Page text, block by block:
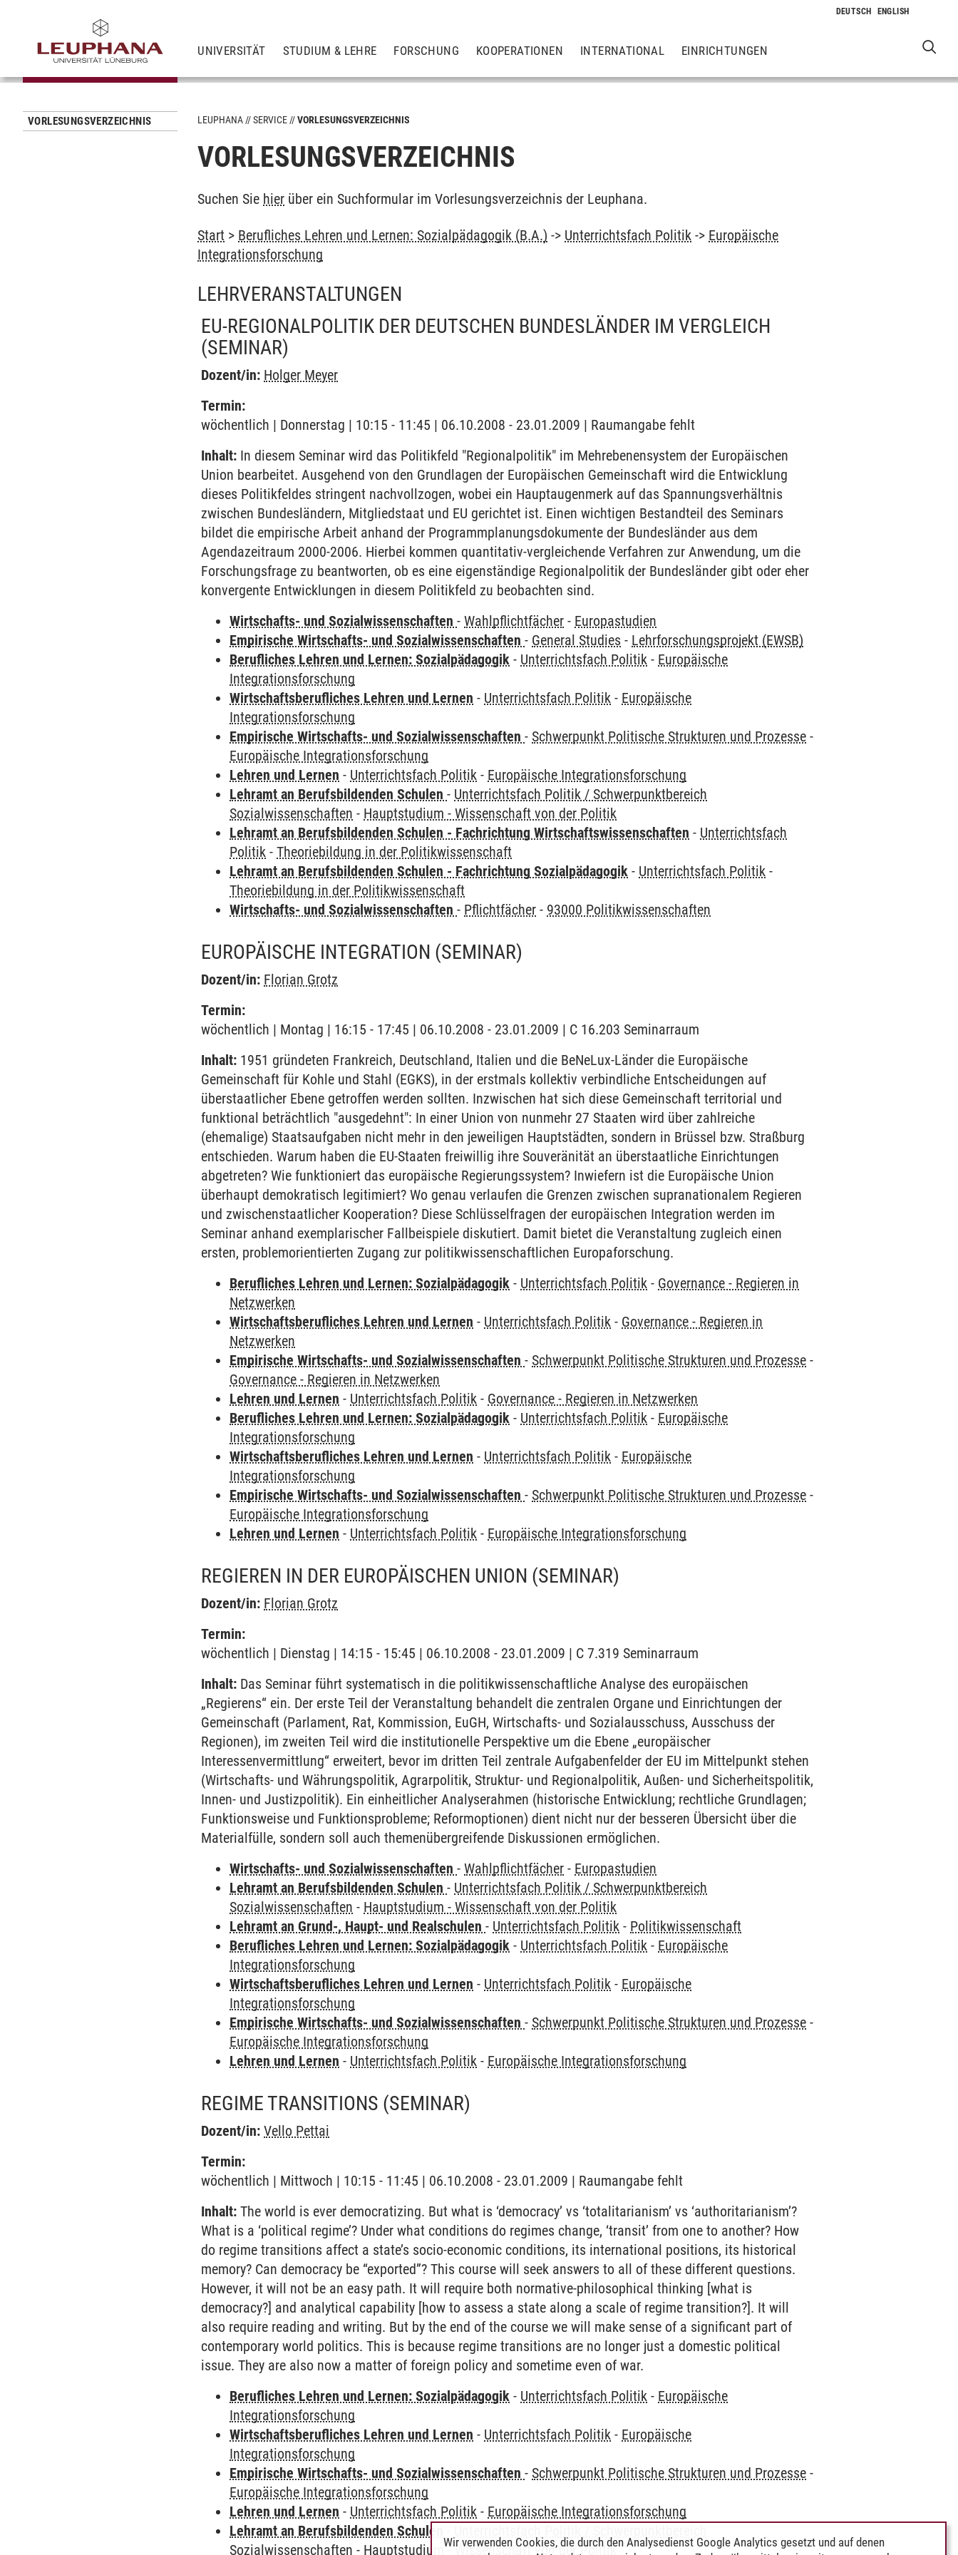
UNIVERSITÄT STUDIUM & LEHRE FORSCHUNG KOOPERATIONEN INTERNATIONAL EINRICHTUNGEN
VORLESUNGSVERZEICHNIS LEUPHANA SERVICE VORLESUNGSVERZEICHNIS
VORLESUNGSVERZEICHNIS
Suchen Sie hier über ein Suchformular im Vorlesungsverzeichnis der Leuphana.
Start > Berufliches Lehren und Lernen: Sozialpädagogik (B.A.) -> Unterrichtsfach Politik -> Europäische
Integrationsforschung
LEHRVERANSTALTUNGEN
EU-REGIONALPOLITIK DER DEUTSCHEN BUNDESLÄNDER IM VERGLEICH
(SEMINAR)
Dozent/in: Holger Meyer
Termin:
wöchentlich | Donnerstag | 10:15 - 11:45 | 06.10.2008 - 23.01.2009 | Raumangabe fehlt
Inhalt: In diesem Seminar wird das Politikfeld "Regionalpolitik" im Mehrebenensystem der Europäischen
Union bearbeitet. Ausgehend von den Grundlagen der Europäischen Gemeinschaft wird die Entwicklung
dieses Politikfeldes stringent nachvollzogen, wobei ein Hauptaugenmerk auf das Spannungsverhältnis
zwischen Bundesländern, Mitgliedstaat und EU gerichtet ist. Einen wichtigen Bestandteil des Seminars
bildet die empirische Arbeit anhand der Programmplanungsdokumente der Bundesländer aus dem
Agendazeitraum 2000-2006. Hierbei kommen quantitativ-vergleichende Verfahren zur Anwendung, um die
Forschungsfrage zu beantworten, ob es eine eigenständige Regionalpolitik der Bundesländer gibt oder eher
konvergente Entwicklungen in diesem Politikfeld zu beobachten sind.
Wirtschafts- und Sozialwissenschaften-Wahlpflichtfächer - Europastudien
Empirische Wirtschafts- und Sozialwissenschaften- General Studies - Lehrforschungsprojekt (EWSB)
Berufliches Lehren und Lernen: Sozialpädagogik - Unterrichtsfach Politik - Europäische
Integrationsforschung
Wirtschaftsberufliches Lehren und Lernen - Unterrichtsfach Politik - Europäische
Integrationsforschung
Empirische Wirtschafts- und Sozialwissenschaften- Schwerpunkt Politische Strukturen und Prozesse -
Europäische Integrationsforschung
Lehren und Lernen - Unterrichtsfach Politik - Europäische Integrationsforschung
Lehramt an Berufsbildenden Schulen- Unterrichtsfach Politik / Schwerpunktbereich
Sozialwissenschaften - Hauptstudium - Wissenschaft von der Politik
Lehramt an Berufsbildenden Schulen - Fachrichtung Wirtschaftswissenschaften - Unterrichtsfach
Politik -Theoriebildung in der Politikwissenschaft
Lehramt an Berufsbildenden Schulen - Fachrichtung Sozialpädagogik - Unterrichtsfach Politik -
Theoriebildung in der Politikwissenschaft
Wirtschafts- und Sozialwissenschaften- Pflichtfächer - 93000 Politikwissenschaften
EUROPÄISCHE INTEGRATION (SEMINAR)
Dozent/in: Florian Grotz
Termin:
wöchentlich | Montag | 16:15 - 17:45 | 06.10.2008 - 23.01.2009 | C 16.203 Seminarraum
Inhalt: 1951 gründeten Frankreich, Deutschland, Italien und die BeNeLux-Länder die Europäische
Gemeinschaft für Kohle und Stahl (EGKS), in der erstmals kollektiv verbindliche Entscheidungen auf
überstaatlicher Ebene getroffen werden sollten. Inzwischen hat sich diese Gemeinschaft territorial und
funktional beträchtlich "ausgedehnt": In einer Union von nunmehr 27 Staaten wird über zahlreiche
(ehemalige) Staatsaufgaben nicht mehr in den jeweiligen Hauptstädten, sondern in Brüssel bzw. Straßburg
entschieden. Warum haben die EU-Staaten freiwillig ihre Souveränität an überstaatliche Einrichtungen
abgetreten? Wie funktioniert das europäische Regierungssystem? Inwiefern ist die Europäische Union
überhaupt demokratisch legitimiert? Wo genau verlaufen die Grenzen zwischen supranationalem Regieren
und zwischenstaatlicher Kooperation? Diese Schlüsselfragen der europäischen Integration werden im
Seminar anhand exemplarischer Fallbeispiele diskutiert. Damit bietet die Veranstaltung zugleich einen
ersten, problemorientierten Zugang zur politikwissenschaftlichen Europaforschung.
Berufliches Lehren und Lernen: Sozialpädagogik - Unterrichtsfach Politik - Governance - Regieren in
Netzwerken
Wirtschaftsberufliches Lehren und Lernen - Unterrichtsfach Politik - Governance - Regieren in
Netzwerken
Empirische Wirtschafts- und Sozialwissenschaften- Schwerpunkt Politische Strukturen und Prozesse -
Governance - Regieren in Netzwerken
Lehren und Lernen - Unterrichtsfach Politik - Governance - Regieren in Netzwerken
Berufliches Lehren und Lernen: Sozialpädagogik - Unterrichtsfach Politik - Europäische
Integrationsforschung
Wirtschaftsberufliches Lehren und Lernen - Unterrichtsfach Politik - Europäische
Integrationsforschung
Empirische Wirtschafts- und Sozialwissenschaften- Schwerpunkt Politische Strukturen und Prozesse -
Europäische Integrationsforschung
Lehren und Lernen - Unterrichtsfach Politik - Europäische Integrationsforschung
REGIEREN IN DER EUROPÄISCHEN UNION (SEMINAR)
Dozent/in: Florian Grotz
Termin:
wöchentlich | Dienstag | 14:15 - 15:45 | 06.10.2008 - 23.01.2009 | C 7.319 Seminarraum
Inhalt: Das Seminar führt systematisch in die politikwissenschaftliche Analyse des europäischen
„Regierens“ ein. Der erste Teil der Veranstaltung behandelt die zentralen Organe und Einrichtungen der
Gemeinschaft (Parlament, Rat, Kommission, EuGH, Wirtschafts- und Sozialausschuss, Ausschuss der
Regionen), im zweiten Teil wird die institutionelle Perspektive um die Ebene „europäischer
Interessenvermittlung“ erweitert, bevor im dritten Teil zentrale Aufgabenfelder der EU im Mittelpunkt stehen
(Wirtschafts- und Währungspolitik, Agrarpolitik, Struktur- und Regionalpolitik, Außen- und Sicherheitspolitik,
Innen- und Justizpolitik). Ein einheitlicher Analyserahmen (historische Entwicklung; rechtliche Grundlagen;
Funktionsweise und Funktionsprobleme; Reformoptionen) dient nicht nur der besseren Übersicht über die
Materialfülle, sondern soll auch themenübergreifende Diskussionen ermöglichen.
Wirtschafts- und Sozialwissenschaften-Wahlpflichtfächer - Europastudien
Lehramt an Berufsbildenden Schulen- Unterrichtsfach Politik / Schwerpunktbereich
Sozialwissenschaften - Hauptstudium - Wissenschaft von der Politik
Lehramt an Grund-, Haupt- und Realschulen- Unterrichtsfach Politik - Politikwissenschaft
Berufliches Lehren und Lernen: Sozialpädagogik - Unterrichtsfach Politik - Europäische
Integrationsforschung
Wirtschaftsberufliches Lehren und Lernen - Unterrichtsfach Politik - Europäische
Integrationsforschung
Empirische Wirtschafts- und Sozialwissenschaften- Schwerpunkt Politische Strukturen und Prozesse -
Europäische Integrationsforschung
Lehren und Lernen - Unterrichtsfach Politik - Europäische Integrationsforschung
REGIME TRANSITIONS (SEMINAR)
Dozent/in: Vello Pettai
Termin:
wöchentlich | Mittwoch | 10:15 - 11:45 | 06.10.2008 - 23.01.2009 | Raumangabe fehlt
Inhalt: The world is ever democratizing. But what is ‘democracy’ vs ‘totalitarianism’ vs ‘authoritarianism’?
What is a ‘political regime’? Under what conditions do regimes change, ‘transit’ from one to another? How
do regime transitions affect a state’s socio-economic conditions, its international positions, its historical
memory? Can democracy be “exported”? This course will seek answers to all of these different questions.
However, it will not be an easy path. It will require both normative-philosophical thinking [what is
democracy?] and analytical capability [how to assess a state along a scale of regime transition?]. It will
also require reading and writing. But by the end of the course we will make sense of a significant part of
contemporary world politics. This is because regime transitions are no longer just a domestic political
issue. They are also now a matter of foreign policy and sometime even of war.
Berufliches Lehren und Lernen: Sozialpädagogik - Unterrichtsfach Politik - Europäische
Integrationsforschung
Wirtschaftsberufliches Lehren und Lernen - Unterrichtsfach Politik - Europäische
Integrationsforschung
Empirische Wirtschafts- und Sozialwissenschaften- Schwerpunkt Politische Strukturen und Prozesse -
Europäische Integrationsforschung
Lehren und Lernen - Unterrichtsfach Politik - Europäische Integrationsforschung
Lehramt an Berufsbildenden Schulen
Sozialwissenschaften - Hauptstudium - Wissenschaft von der Politik
Wir verwenden Cookies, die durch den Analysedienst Google Analytics gesetzt und auf denen